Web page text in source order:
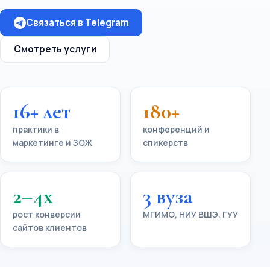
Связаться в Telegram
Смотреть услуги
16+ лет
практики в
маркетинге и ЗОЖ
180+
конференций и
спикерств
2–4x
рост конверсии
сайтов клиентов
3 вуза
МГИМО, НИУ ВШЭ, ГУУ